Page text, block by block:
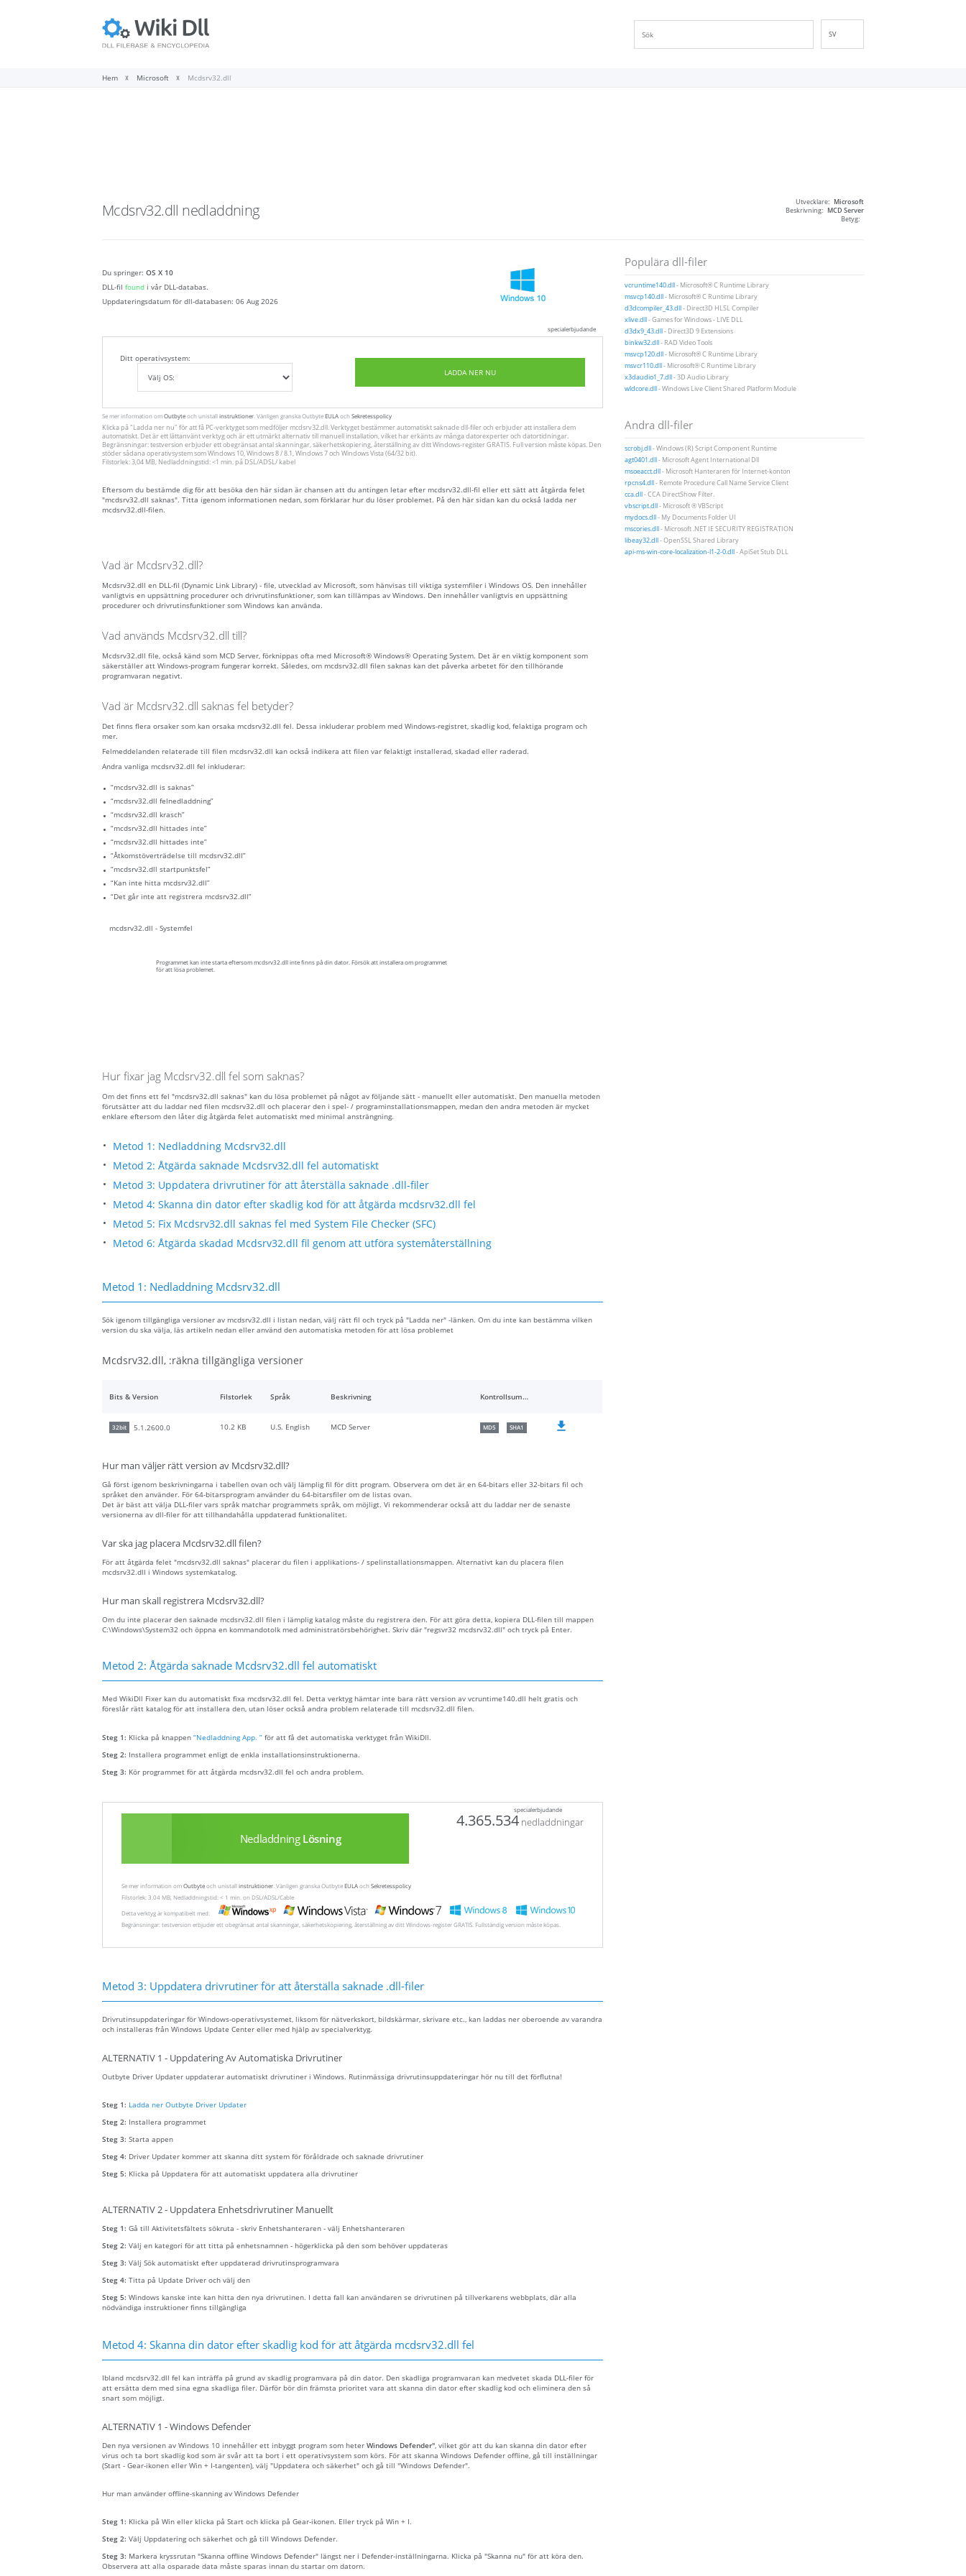
NL
SV
Hem Microsoft Mcdsrv32.dll
Mcdsrv32.dll nedladdning Utvecklare: Microsoft
Beskrivning: MCD Server
Betyg:
Du springer: OS X 10
DLL-fil found i vår DLL-databas.
Uppdateringsdatum för dll-databasen: 06 Aug 2026
specialerbjudande
Ditt operativsystem:
LADDA NER NU
Se mer information omOutbyteoch unistallinstruktioner . Vänligen granska OutbyteEULAochSekretesspolicy
Klicka på"Ladda ner nu" för att få PC-verktyget som medföljer mcdsrv32.dll. Verktyget bestämmer automatiskt saknade dll-filer och erbjuder att installera dem
automatiskt. Det är ett lättanvänt verktyg och är ett utmärkt alternativ till manuell installation, vilket har erkänts av många datorexperter och datortidningar.
Begränsningar: testversion erbjuder ett obegränsat antal skanningar, säkerhetskopiering, återställning av ditt Windows-register GRATIS. Full version måste köpas. Den
stöder sådana operativsystem som Windows 10, Windows 8 / 8.1, Windows 7 och Windows Vista (64/32 bit).
Filstorlek: 3,04 MB, Nedladdningstid: <1 min. på DSL/ADSL/ kabel
Eftersom du bestämde dig för att besöka den här sidan är chansen att du antingen letar efter mcdsrv32.dll-fil eller ett sätt att åtgärda felet
"mcdsrv32.dll saknas". Titta igenom informationen nedan, som förklarar hur du löser problemet. På den här sidan kan du också ladda ner
mcdsrv32.dll-filen.
Vad är Mcdsrv32.dll?
Mcdsrv32.dll en DLL-fil (Dynamic Link Library) - file, utvecklad av Microsoft, som hänvisas till viktiga systemfiler i Windows OS. Den innehåller
vanligtvis en uppsättning procedurer och drivrutinsfunktioner, som kan tillämpas av Windows. Den innehåller vanligtvis en uppsättning
procedurer och drivrutinsfunktioner som Windows kan använda.
Vad används Mcdsrv32.dll till?
Mcdsrv32.dll file, också känd som MCD Server, förknippas ofta med Microsoft® Windows® Operating System. Det är en viktig komponent som
säkerställer att Windows-program fungerar korrekt. Således, om mcdsrv32.dll filen saknas kan det påverka arbetet för den tillhörande
programvaran negativt.
Vad är Mcdsrv32.dll saknas fel betyder?
Det finns flera orsaker som kan orsaka mcdsrv32.dll fel. Dessa inkluderar problem med Windows-registret, skadlig kod, felaktiga program och
mer.
Felmeddelanden relaterade till filen mcdsrv32.dll kan också indikera att filen var felaktigt installerad, skadad eller raderad.
Andra vanliga mcdsrv32.dll fel inkluderar:
“mcdsrv32.dll is saknas”
“mcdsrv32.dll felnedladdning”
“mcdsrv32.dll krasch”
“mcdsrv32.dll hittades inte”
“mcdsrv32.dll hittades inte”
“Åtkomstöverträdelse till mcdsrv32.dll”
“mcdsrv32.dll startpunktsfel”
“Kan inte hitta mcdsrv32.dll”
“Det går inte att registrera mcdsrv32.dll”
mcdsrv32.dll - Systemfel
Programmet kan inte starta eftersom mcdsrv32.dll inte finns på din dator. Försök att installera om programmet
för att lösa problemet.
Hur fixar jag Mcdsrv32.dll fel som saknas?
Om det finns ett fel "mcdsrv32.dll saknas" kan du lösa problemet på något av följande sätt - manuellt eller automatiskt. Den manuella metoden
förutsätter att du laddar ned filen mcdsrv32.dll och placerar den i spel- / programinstallationsmappen, medan den andra metoden är mycket
enklare eftersom den låter dig åtgärda felet automatiskt med minimal ansträngning.
Metod 1: Nedladdning Mcdsrv32.dll
Metod 2: Åtgärda saknade Mcdsrv32.dll fel automatiskt
Metod 3: Uppdatera drivrutiner för att återställa saknade .dll-filer
Metod 4: Skanna din dator efter skadlig kod för att åtgärda mcdsrv32.dll fel
Metod 5: Fix Mcdsrv32.dll saknas fel med System File Checker (SFC)
Metod 6: Åtgärda skadad Mcdsrv32.dll fil genom att utföra systemåterställning
Metod 1: Nedladdning Mcdsrv32.dll
Sök igenom tillgängliga versioner av mcdsrv32.dll i listan nedan, välj rätt fil och tryck på "Ladda ner" -länken. Om du inte kan bestämma vilken
version du ska välja, läs artikeln nedan eller använd den automatiska metoden för att lösa problemet
Mcdsrv32.dll, :räkna tillgängliga versioner
Bits & Version Filstorlek Språk Beskrivning Kontrollsummor
32bit 5.1.2600.0 10.2 KB U.S. English MCD Server MD5 SHA1
Hur man väljer rätt version av Mcdsrv32.dll?
Gå först igenom beskrivningarna i tabellen ovan och välj lämplig fil för ditt program. Observera om det är en 64-bitars eller 32-bitars fil och
språket den använder. För 64-bitarsprogram använder du 64-bitarsfiler om de listas ovan.
Det är bäst att välja DLL-filer vars språk matchar programmets språk, om möjligt. Vi rekommenderar också att du laddar ner de senaste
versionerna av dll-filer för att tillhandahålla uppdaterad funktionalitet.
Var ska jag placera Mcdsrv32.dll filen?
För att åtgärda felet "mcdsrv32.dll saknas" placerar du filen i applikations- / spelinstallationsmappen. Alternativt kan du placera filen
mcdsrv32.dll i Windows systemkatalog.
Hur man skall registrera Mcdsrv32.dll?
Om du inte placerar den saknade mcdsrv32.dll filen i lämplig katalog måste du registrera den. För att göra detta, kopiera DLL-filen till mappen
C:\Windows\System32 och öppna en kommandotolk med administratörsbehörighet. Skriv där "regsvr32 mcdsrv32.dll" och tryck på Enter.
Metod 2: Åtgärda saknade Mcdsrv32.dll fel automatiskt
Med WikiDll Fixer kan du automatiskt fixa mcdsrv32.dll fel. Detta verktyg hämtar inte bara rätt version av vcruntime140.dll helt gratis och
föreslår rätt katalog för att installera den, utan löser också andra problem relaterade till mcdsrv32.dll filen.
Steg 1: Klicka på knappen “Nedladdning App. ” för att få det automatiska verktyget från WikiDll.
Steg 2: Installera programmet enligt de enkla installationsinstruktionerna.
Steg 3: Kör programmet för att åtgärda mcdsrv32.dll fel och andra problem.
specialerbjudande
Nedladdning Lösning
4.365.534 nedladdningar
Se mer information omOutbyteoch unistallinstruktioner . Vänligen granska OutbyteEULAochSekretesspolicy
Filstorlek: 3.04 MB, Nedladdningstid: < 1 min. on DSL/ADSL/Cable
Detta verktyg är kompatibelt med:
Begränsningar: testversion erbjuder ett obegränsat antal skanningar, säkerhetskopiering, återställning av ditt Windows-register GRATIS. Fullständig version måste köpas.
Metod 3: Uppdatera drivrutiner för att återställa saknade .dll-filer
Drivrutinsuppdateringar för Windows-operativsystemet, liksom för nätverkskort, bildskärmar, skrivare etc., kan laddas ner oberoende av varandra
och installeras från Windows Update Center eller med hjälp av specialverktyg.
ALTERNATIV 1 - Uppdatering Av Automatiska Drivrutiner
Outbyte Driver Updater uppdaterar automatiskt drivrutiner i Windows. Rutinmässiga drivrutinsuppdateringar hör nu till det förflutna!
Steg 1: Ladda ner Outbyte Driver Updater
Steg 2: Installera programmet
Steg 3: Starta appen
Steg 4: Driver Updater kommer att skanna ditt system för föråldrade och saknade drivrutiner
Steg 5: Klicka på Uppdatera för att automatiskt uppdatera alla drivrutiner
ALTERNATIV 2 - Uppdatera Enhetsdrivrutiner Manuellt
Steg 1: Gå till Aktivitetsfältets sökruta - skriv Enhetshanteraren - välj Enhetshanteraren
Steg 2: Välj en kategori för att titta på enhetsnamnen - högerklicka på den som behöver uppdateras
Steg 3: Välj Sök automatiskt efter uppdaterad drivrutinsprogramvara
Steg 4: Titta på Update Driver och välj den
Steg 5: Windows kanske inte kan hitta den nya drivrutinen. I detta fall kan användaren se drivrutinen på tillverkarens webbplats, där alla
nödvändiga instruktioner finns tillgängliga
Metod 4: Skanna din dator efter skadlig kod för att åtgärda mcdsrv32.dll fel
Ibland mcdsrv32.dll fel kan inträffa på grund av skadlig programvara på din dator. Den skadliga programvaran kan medvetet skada DLL-filer för
att ersätta dem med sina egna skadliga filer. Därför bör din främsta prioritet vara att skanna din dator efter skadlig kod och eliminera den så
snart som möjligt.
ALTERNATIV 1 - Windows Defender
Den nya versionen av Windows 10 innehåller ett inbyggt program som heter Windows Defender", vilket gör att du kan skanna din dator efter
virus och ta bort skadlig kod som är svår att ta bort i ett operativsystem som körs. För att skanna Windows Defender offline, gå till inställningar
(Start - Gear-ikonen eller Win + I-tangenten), välj "Uppdatera och säkerhet" och gå till "Windows Defender".
Hur man använder offline-skanning av Windows Defender
Steg 1: Klicka på Win eller klicka på Start och klicka på Gear-ikonen. Eller tryck på Win + I.
Steg 2: Välj Uppdatering och säkerhet och gå till Windows Defender.
Steg 3: Markera kryssrutan "Skanna offline Windows Defender" längst ner i Defender-inställningarna. Klicka på "Skanna nu" för att köra den.
Observera att alla osparade data måste sparas innan du startar om datorn.
Populära dll-filer
vcruntime140.dll- Microsoft® C Runtime Library
msvcp140.dll- Microsoft® C Runtime Library
d3dcompiler_43.dll- Direct3D HLSL Compiler
xlive.dll- Games for Windows - LIVE DLL
d3dx9_43.dll- Direct3D 9 Extensions
binkw32.dll- RAD Video Tools
msvcp120.dll- Microsoft® C Runtime Library
msvcr110.dll- Microsoft® C Runtime Library
x3daudio1_7.dll- 3D Audio Library
wldcore.dll- Windows Live Client Shared Platform Module
Andra dll-filer
scrobj.dll- Windows (R) Script Component Runtime
agt0401.dll- Microsoft Agent International Dll
msoeacct.dll- Microsoft Hanteraren för Internet-konton
rpcns4.dll- Remote Procedure Call Name Service Client
cca.dll- CCA DirectShow Filter.
vbscript.dll- Microsoft ® VBScript
mydocs.dll- My Documents Folder UI
mscories.dll- Microsoft .NET IE SECURITY REGISTRATION
libeay32.dll- OpenSSL Shared Library
api-ms-win-core-localization-l1-2-0.dll- ApiSet Stub DLL